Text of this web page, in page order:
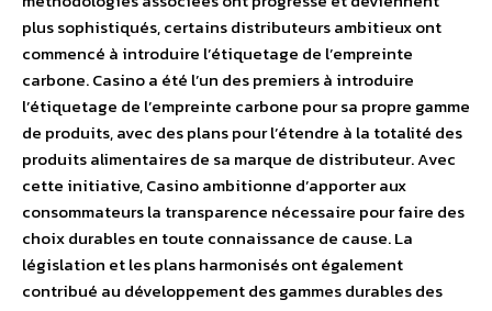
plus sophistiqués, certains distributeurs ambitieux ont
commencé à introduire l’étiquetage de l’empreinte
carbone. Casino a été l’un des premiers à introduire
l’étiquetage de l’empreinte carbone pour sa propre gamme
de produits, avec des plans pour l’étendre à la totalité des
produits alimentaires de sa marque de distributeur. Avec
cette initiative, Casino ambitionne d’apporter aux
consommateurs la transparence nécessaire pour faire des
choix durables en toute connaissance de cause. La
législation et les plans harmonisés ont également
contribué au développement des gammes durables des